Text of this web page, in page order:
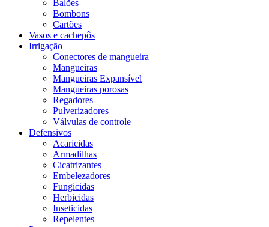
Balões
Bombons
Cartões
Vasos e cachepôs
Irrigação
Conectores de mangueira
Mangueiras
Mangueiras Expansível
Mangueiras porosas
Regadores
Pulverizadores
Válvulas de controle
Defensivos
Acaricidas
Armadilhas
Cicatrizantes
Embelezadores
Fungicidas
Herbicidas
Inseticidas
Repelentes